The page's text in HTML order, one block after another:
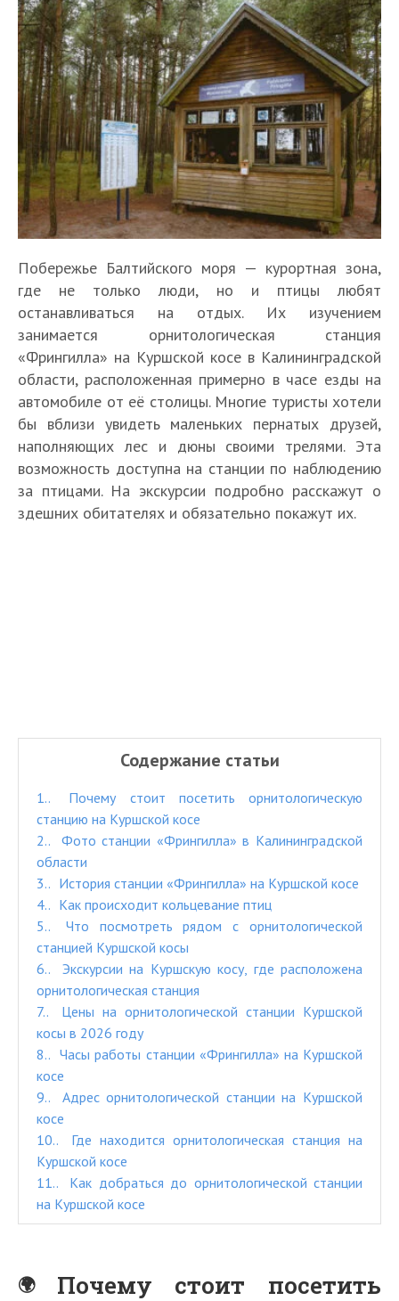
Побережье Балтийского моря — курортная зона,
где не только люди, но и птицы любят
останавливаться на отдых. Их изучением
занимается орнитологическая станция
«Фрингилла» на Куршской косе в Калининградской
области, расположенная примерно в часе езды на
автомобиле от её столицы. Многие туристы хотели
бы вблизи увидеть маленьких пернатых друзей,
наполняющих лес и дюны своими трелями. Эта
возможность доступна на станции по наблюдению
за птицами. На экскурсии подробно расскажут о
здешних обитателях и обязательно покажут их.
Содержание статьи
1.
Почему стоит посетить орнитологическую
станцию на Куршской косе
2.
Фото станции «Фрингилла» в Калининградской
области
3.
История станции «Фрингилла» на Куршской косе
4.
Как происходит кольцевание птиц
5.
Что посмотреть рядом с орнитологической
станцией Куршской косы
6.
Экскурсии на Куршскую косу, где расположена
орнитологическая станция
7.
Цены на орнитологической станции Куршской
косы в 2026 году
8.
Часы работы станции «Фрингилла» на Куршской
косе
9.
Адрес орнитологической станции на Куршской
косе
10.
Где находится орнитологическая станция на
Куршской косе
11.
Как добраться до орнитологической станции
на Куршской косе
Почему стоит посетить